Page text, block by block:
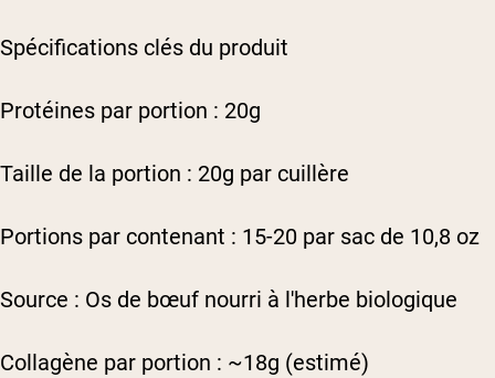
Spécifications clés du produit
Protéines par portion : 20g
Taille de la portion : 20g par cuillère
Portions par contenant : 15-20 par sac de 10,8 oz
Source : Os de bœuf nourri à l'herbe biologique
Collagène par portion : ~18g (estimé)